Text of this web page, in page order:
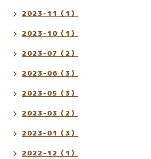
2023-11（1）
2023-10（1）
2023-07（2）
2023-06（3）
2023-05（3）
2023-03（2）
2023-01（3）
2022-12（1）